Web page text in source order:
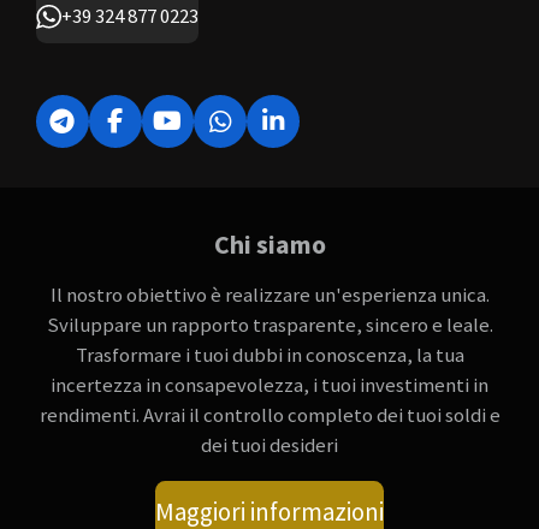
+39 324 877 0223
T
e
m
F
a
k
Y
o
W
h
A
p
L
i
d
n
Chi siamo
Il nostro obiettivo è realizzare un'esperienza unica.
Sviluppare un rapporto trasparente, sincero e leale.
Trasformare i tuoi dubbi in conoscenza, la tua
incertezza in consapevolezza, i tuoi investimenti in
rendimenti. Avrai il controllo completo dei tuoi soldi e
dei tuoi desideri
Maggiori informazioni